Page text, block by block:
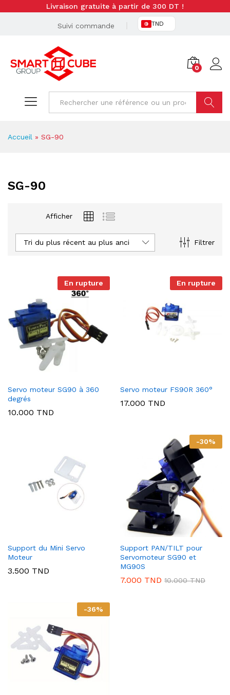
Livraison gratuite à partir de 300 DT !
Suivi commande TND
0
Accueil » SG-90
SG-90
Afficher
Filtrer
Tri du plus récent au plus ancien
En rupture
Servo moteur SG90 à 360
degrés
10.000 TND
En rupture
Servo moteur FS90R 360°
17.000 TND
Support du Mini Servo
Moteur
3.500 TND
-30%
Support PAN/TILT pour
Servomoteur SG90 et
MG90S
7.000 TND 10.000TND
-36%